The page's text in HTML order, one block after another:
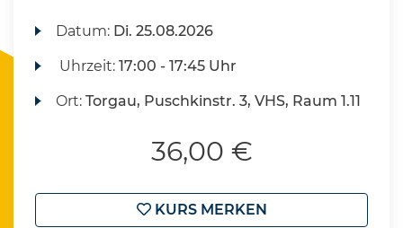
Datum: Di. 25.08.2026
Uhrzeit:17:00 - 17:45 Uhr
Ort:Torgau, Puschkinstr. 3, VHS, Raum 1.11
36,00 €
KURS MERKEN